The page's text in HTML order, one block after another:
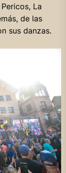
La
de las
sus danzas.